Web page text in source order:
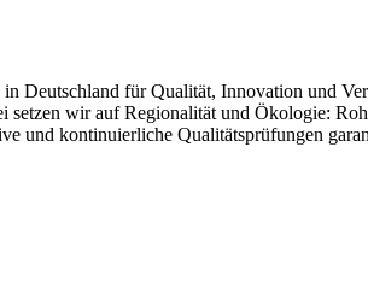
für Qualität, Innovation und
wir auf Regionalität und Ökologie:
und kontinuierliche Qualitätsprüfungen